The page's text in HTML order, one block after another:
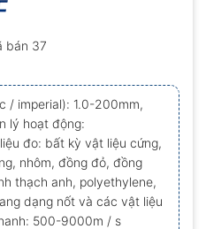
bán 37
/ imperial): 1.0-200mm,
lý hoạt động:
đo: bất kỳ vật liệu cứng,
nhôm, đồng đỏ, đồng
thạch anh, polyethylene,
dạng nốt và các vật liệu
500-9000m / s